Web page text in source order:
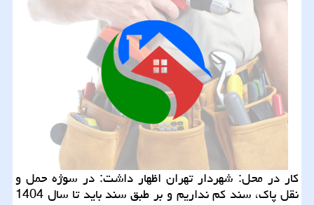
كار در محل: شهردار تهران اظهار داشت: در سوژه حمل و
نقل پاك، سند كم نداریم و بر طبق سند باید تا سال 1404